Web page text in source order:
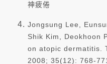
神疲倦
Jongsung Lee,
Shik Kim, Deokhoon
on atopic dermatitis.
2008; 35(12): 768-